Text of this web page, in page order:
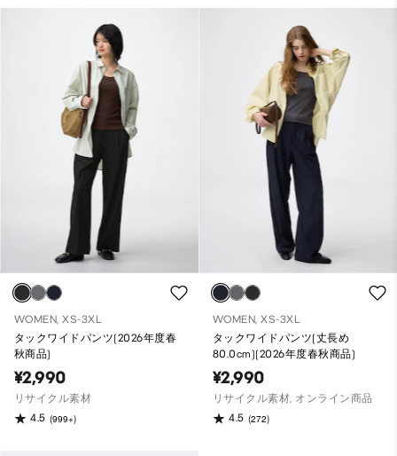
WOMEN, XS-3XL
タックワイドパンツ(2026年度春
秋商品)
¥2,990
リサイクル素材
4.5 (999+)
WOMEN, XS-3XL
タックワイドパンツ(丈長め
80.0cm)(2026年度春秋商品)
¥2,990
リサイクル素材, オンライン商品
4.5 (272)